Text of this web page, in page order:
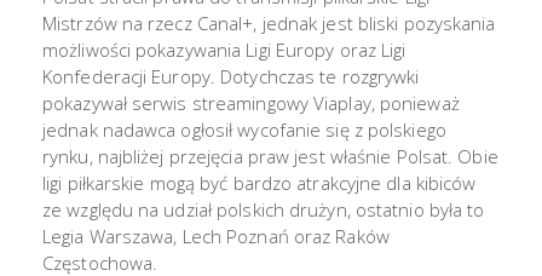
Mistrzów na rzecz Canal+, jednak jest bliski pozyskania
możliwości pokazywania Ligi Europy oraz Ligi
Konfederacji Europy. Dotychczas te rozgrywki
pokazywał serwis streamingowy Viaplay, ponieważ
jednak nadawca ogłosił wycofanie się z polskiego
rynku, najbliżej przejęcia praw jest właśnie Polsat. Obie
ligi piłkarskie mogą być bardzo atrakcyjne dla kibiców
ze względu na udział polskich drużyn, ostatnio była to
Legia Warszawa, Lech Poznań oraz Raków
Częstochowa.